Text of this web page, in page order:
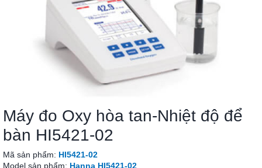
Máy đo Oxy hòa tan-Nhiệt độ để
bàn HI5421-02
Mã sản phẩm: HI5421-02
Model sản phẩm: Hanna HI5421-02